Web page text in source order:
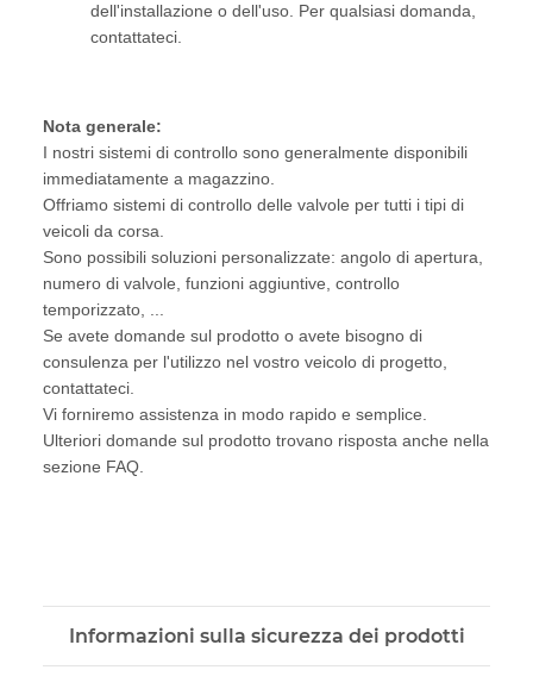
dell'installazione o dell'uso. Per qualsiasi domanda,
contattateci.
Nota generale:
I nostri sistemi di controllo sono generalmente disponibili
immediatamente a magazzino.
Offriamo sistemi di controllo delle valvole per tutti i tipi di
veicoli da corsa.
Sono possibili soluzioni personalizzate: angolo di apertura,
numero di valvole, funzioni aggiuntive, controllo
temporizzato, ...
Se avete domande sul prodotto o avete bisogno di
consulenza per l'utilizzo nel vostro veicolo di progetto,
contattateci.
Vi forniremo assistenza in modo rapido e semplice.
Ulteriori domande sul prodotto trovano risposta anche nella
sezione FAQ.
Informazioni sulla sicurezza dei prodotti